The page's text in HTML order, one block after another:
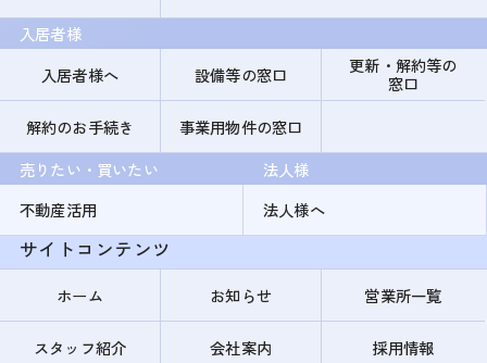
入居者様
入居者様へ
設備等の窓口
更新・解約等の
窓口
解約のお手続き
事業用物件の窓口
売りたい・買いたい
不動産活用
法人様
法人様へ
サイトコンテンツ
ホーム お知らせ 営業所一覧
スタッフ紹介 会社案内 採用情報